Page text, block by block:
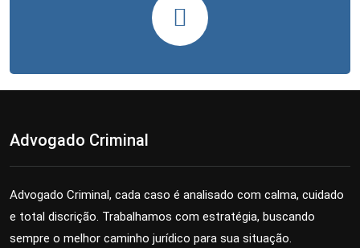
Advogado Criminal
Advogado Criminal, cada caso é analisado com calma, cuidado
e total discrição. Trabalhamos com estratégia, buscando
sempre o melhor caminho jurídico para sua situação.